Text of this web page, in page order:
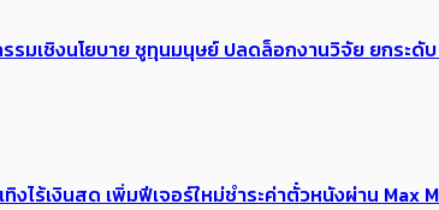
มเชิงนโยบาย ชูทุนมนุษย์ ปลดล็อกงานวิจัย ยกระดั
ไร้เงินสด เพิ่มฟีเจอร์ใหม่ชำระค่าตั๋วหนังผ่าน